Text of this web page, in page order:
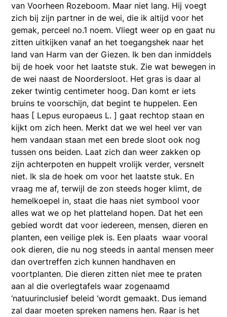
van Voorheen Rozeboom. Maar niet lang. Hij voegt
zich bij zijn partner in de wei, die ik altijd voor het
gemak, perceel no.1 noem. Vliegt weer op en gaat nu
zitten uitkijken vanaf an het toegangshek naar het
land van Harm van der Giezen. Ik ben dan inmiddels
bij de hoek voor het laatste stuk. Zie wat bewegen in
de wei naast de Noordersloot. Het gras is daar al
zeker twintig centimeter hoog. Dan komt er iets
bruins te voorschijn, dat begint te huppelen. Een
haas [ Lepus europaeus L. ] gaat rechtop staan en
kijkt om zich heen. Merkt dat we wel heel ver van
hem vandaan staan met een brede sloot ook nog
tussen ons beiden. Laat zich dan weer zakken op
zijn achterpoten en huppelt vrolijk verder, versnelt
niet. Ik sla de hoek om voor het laatste stuk. En
vraag me af, terwijl de zon steeds hoger klimt, de
hemelkoepel in, staat die haas niet symbool voor
alles wat we op het platteland hopen. Dat het een
gebied wordt dat voor iedereen, mensen, dieren en
planten, een veilige plek is. Een plaats waar vooral
ook dieren, die nu nog steeds in aantal mensen meer
dan overtreffen zich kunnen handhaven en
voortplanten. Die dieren zitten niet mee te praten
aan al die overlegtafels waar zogenaamd
‘natuurinclusief beleid ‘wordt gemaakt. Dus iemand
zal daar moeten spreken namens hen. Raar is het